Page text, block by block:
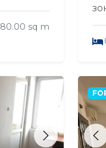
80.00 sq m
Next